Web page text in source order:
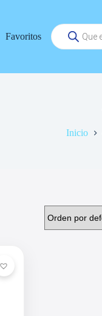
Favoritos
Búsqueda
de
productos
Inicio